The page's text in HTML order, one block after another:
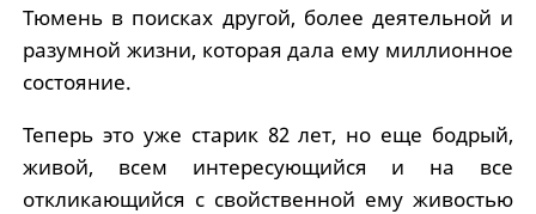
Тюмень в поисках другой, более деятельной и
разумной жизни, которая дала ему миллионное
состояние.
Теперь это уже старик 82 лет, но еще бодрый,
живой, всем интересующийся и на все
откликающийся с свойственной ему живостью